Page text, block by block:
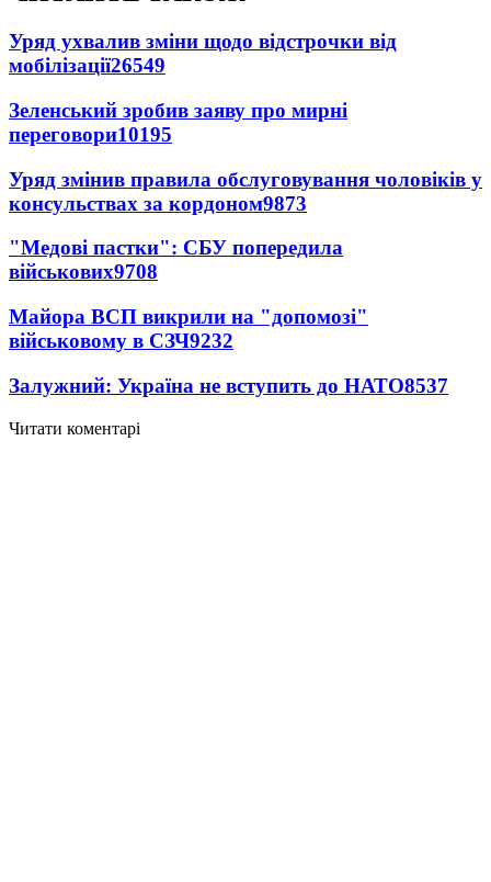
Уряд ухвалив зміни щодо відстрочки від
мобілізації26549
Зеленський зробив заяву про мирні
переговори10195
Уряд змінив правила обслуговування чоловіків у
консульствах за кордоном9873
"Медові пастки": СБУ попередила
військових9708
Майора ВСП викрили на "допомозі"
військовому в СЗЧ9232
Залужний: Україна не вступить до НАТО8537
Читати коментарі